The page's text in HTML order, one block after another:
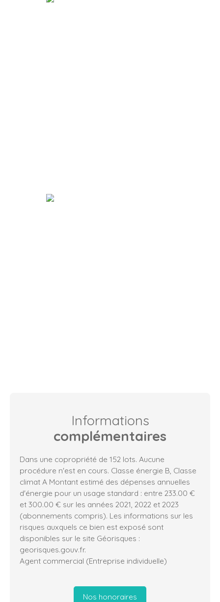
Informations
complémentaires
Dans une copropriété de 152 lots. Aucune
procédure n'est en cours. Classe énergie B, Classe
climat A Montant estimé des dépenses annuelles
d'énergie pour un usage standard : entre 233.00 €
et 300.00 € sur les années 2021, 2022 et 2023
(abonnements compris). Les informations sur les
risques auxquels ce bien est exposé sont
disponibles sur le site Géorisques :
georisques.gouv.fr.
Agent commercial (Entreprise individuelle)
Nos honoraires